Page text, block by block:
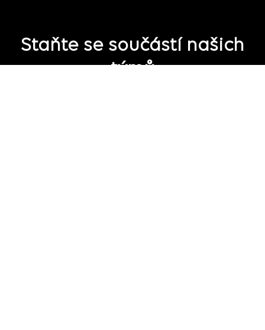
Staňte se součástí našich
týmů